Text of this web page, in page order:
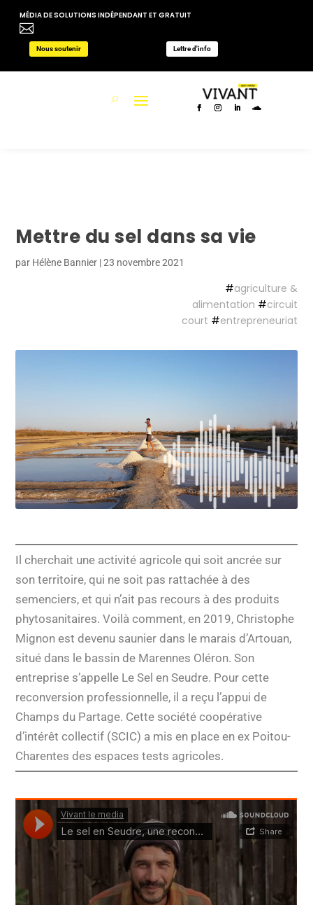
MÉDIA DE SOLUTIONS INDÉPENDANT ET GRATUIT

Nous soutenir Lettre d'info
Mettre du sel dans sa vie
par Hélène Bannier |23 novembre 2021
#agriculture &
alimentation #circuit
court #entrepreneuriat
Il cherchait une activité agricole qui soit ancrée sur
son territoire, qui ne soit pas rattachée à des
semenciers, et qui n’ait pas recours à des produits
phytosanitaires. Voilà comment, en 2019, Christophe
Mignon est devenu saunier dans le marais d’Artouan,
situé dans le bassin de Marennes Oléron. Son
entreprise s’appelle Le Sel en Seudre. Pour cette
reconversion professionnelle, il a reçu l’appui de
Champs du Partage. Cette société coopérative
d’intérêt collectif (SCIC) a mis en place en ex Poitou-
Charentes des espaces tests agricoles.